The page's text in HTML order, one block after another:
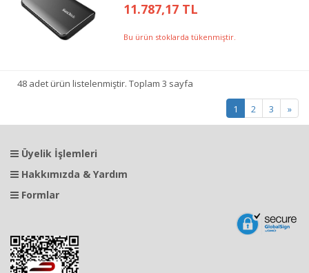
11.787,17 TL
Bu ürün stoklarda tükenmiştir.
48 adet ürün listelenmiştir. Toplam 3 sayfa
1 2 3 »
Üyelik İşlemleri
Hakkımızda & Yardım
Formlar